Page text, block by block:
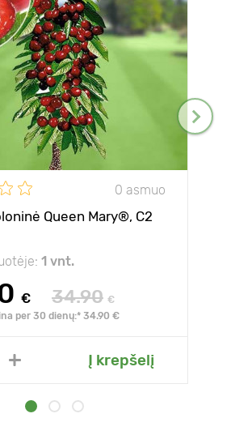
0 asmuo
Queen Mary®, C2
1 vnt.
€ 34.90 €
per 30 dienų:* 34.90 €
Į krepšelį